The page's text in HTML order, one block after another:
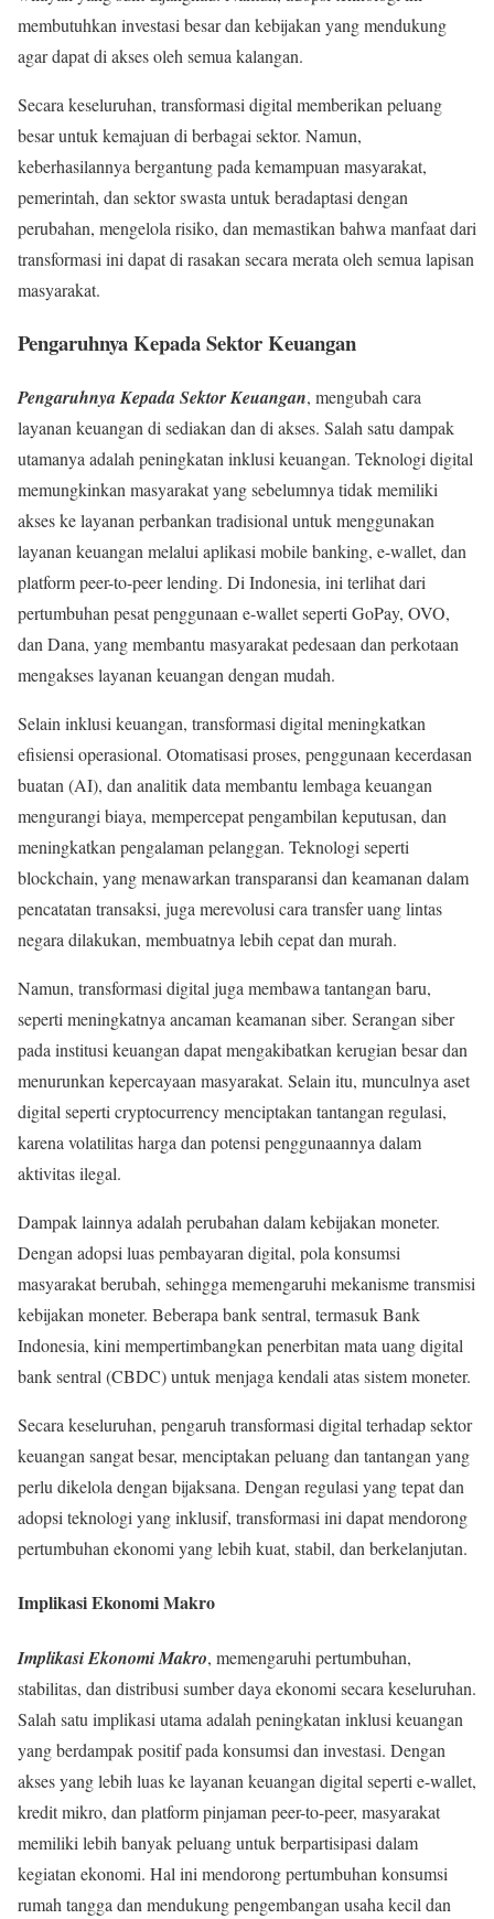
membutuhkan investasi besar dan kebijakan yang mendukung
agar dapat di akses oleh semua kalangan.
Secara keseluruhan, transformasi digital memberikan peluang
besar untuk kemajuan di berbagai sektor. Namun,
keberhasilannya bergantung pada kemampuan masyarakat,
pemerintah, dan sektor swasta untuk beradaptasi dengan
perubahan, mengelola risiko, dan memastikan bahwa manfaat dari
transformasi ini dapat di rasakan secara merata oleh semua lapisan
masyarakat.
Pengaruhnya Kepada Sektor Keuangan
Pengaruhnya Kepada Sektor Keuangan, mengubah cara
layanan keuangan di sediakan dan di akses. Salah satu dampak
utamanya adalah peningkatan inklusi keuangan. Teknologi digital
memungkinkan masyarakat yang sebelumnya tidak memiliki
akses ke layanan perbankan tradisional untuk menggunakan
layanan keuangan melalui aplikasi mobile banking, e-wallet, dan
platform peer-to-peer lending. Di Indonesia, ini terlihat dari
pertumbuhan pesat penggunaan e-wallet seperti GoPay, OVO,
dan Dana, yang membantu masyarakat pedesaan dan perkotaan
mengakses layanan keuangan dengan mudah.
Selain inklusi keuangan, transformasi digital meningkatkan
efisiensi operasional. Otomatisasi proses, penggunaan kecerdasan
buatan (AI), dan analitik data membantu lembaga keuangan
mengurangi biaya, mempercepat pengambilan keputusan, dan
meningkatkan pengalaman pelanggan. Teknologi seperti
blockchain, yang menawarkan transparansi dan keamanan dalam
pencatatan transaksi, juga merevolusi cara transfer uang lintas
negara dilakukan, membuatnya lebih cepat dan murah.
Namun, transformasi digital juga membawa tantangan baru,
seperti meningkatnya ancaman keamanan siber. Serangan siber
pada institusi keuangan dapat mengakibatkan kerugian besar dan
menurunkan kepercayaan masyarakat. Selain itu, munculnya aset
digital seperti cryptocurrency menciptakan tantangan regulasi,
karena volatilitas harga dan potensi penggunaannya dalam
aktivitas ilegal.
Dampak lainnya adalah perubahan dalam kebijakan moneter.
Dengan adopsi luas pembayaran digital, pola konsumsi
masyarakat berubah, sehingga memengaruhi mekanisme transmisi
kebijakan moneter. Beberapa bank sentral, termasuk Bank
Indonesia, kini mempertimbangkan penerbitan mata uang digital
bank sentral (CBDC) untuk menjaga kendali atas sistem moneter.
Secara keseluruhan, pengaruh transformasi digital terhadap sektor
keuangan sangat besar, menciptakan peluang dan tantangan yang
perlu dikelola dengan bijaksana. Dengan regulasi yang tepat dan
adopsi teknologi yang inklusif, transformasi ini dapat mendorong
pertumbuhan ekonomi yang lebih kuat, stabil, dan berkelanjutan.
Implikasi Ekonomi Makro
Implikasi Ekonomi Makro, memengaruhi pertumbuhan,
stabilitas, dan distribusi sumber daya ekonomi secara keseluruhan.
Salah satu implikasi utama adalah peningkatan inklusi keuangan
yang berdampak positif pada konsumsi dan investasi. Dengan
akses yang lebih luas ke layanan keuangan digital seperti e-wallet,
kredit mikro, dan platform pinjaman peer-to-peer, masyarakat
memiliki lebih banyak peluang untuk berpartisipasi dalam
kegiatan ekonomi. Hal ini mendorong pertumbuhan konsumsi
rumah tangga dan mendukung pengembangan usaha kecil dan